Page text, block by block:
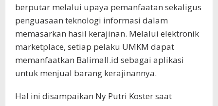
berputar melalui upaya pemanfaatan sekaligus
penguasaan teknologi informasi dalam
memasarkan hasil kerajinan. Melalui elektronik
marketplace, setiap pelaku UMKM dapat
memanfaatkan Balimall.id sebagai aplikasi
untuk menjual barang kerajinannya.
Hal ini disampaikan Ny Putri Koster saat